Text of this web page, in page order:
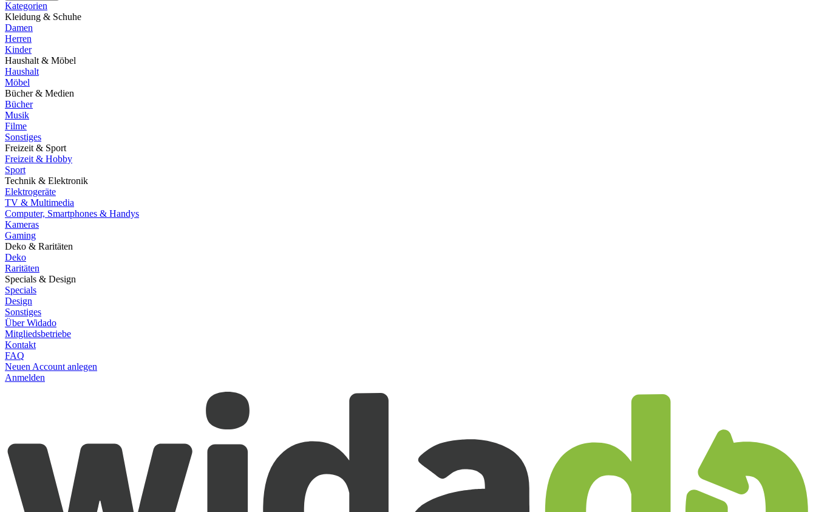
Kategorien
Kleidung & Schuhe
Damen
Herren
Kinder
Haushalt & Möbel
Haushalt
Möbel
Bücher & Medien
Bücher
Musik
Filme
Sonstiges
Freizeit & Sport
Freizeit & Hobby
Sport
Technik & Elektronik
Elektrogeräte
TV & Multimedia
Computer, Smartphones & Handys
Kameras
Gaming
Deko & Raritäten
Deko
Raritäten
Specials & Design
Specials
Design
Sonstiges
Über Widado
Mitgliedsbetriebe
Kontakt
FAQ
Neuen Account anlegen
Anmelden